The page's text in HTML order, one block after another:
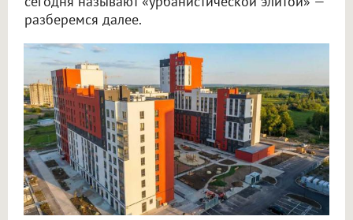
разберемся далее.